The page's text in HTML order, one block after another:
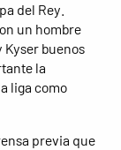
del Rey.
un hombre
buenos
la
liga como
previa que